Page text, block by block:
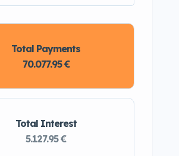
Total Interest
5.127.95 €
Total Payments
70.077.95 €